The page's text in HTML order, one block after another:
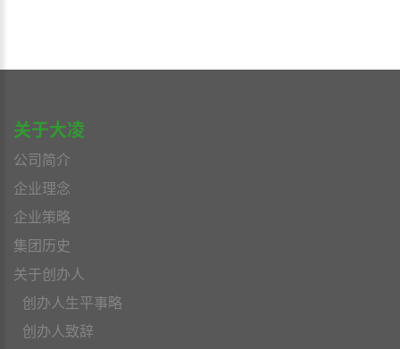
关于大凌
公司简介
企业理念
企业策略
集团历史
关于创办人
创办人生平事略
创办人致辞